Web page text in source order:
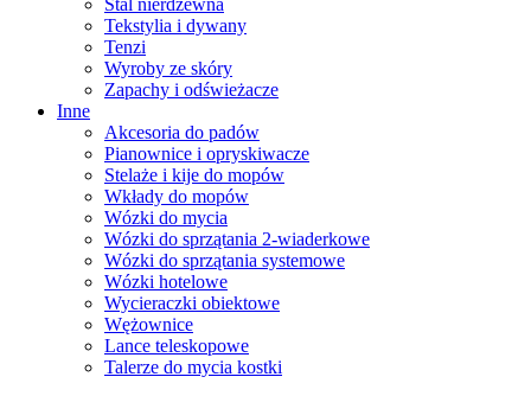
Stal nierdzewna
Tekstylia i dywany
Tenzi
Wyroby ze skóry
Zapachy i odświeżacze
Inne
Akcesoria do padów
Pianownice i opryskiwacze
Stelaże i kije do mopów
Wkłady do mopów
Wózki do mycia
Wózki do sprzątania 2-wiaderkowe
Wózki do sprzątania systemowe
Wózki hotelowe
Wycieraczki obiektowe
Wężownice
Lance teleskopowe
Talerze do mycia kostki